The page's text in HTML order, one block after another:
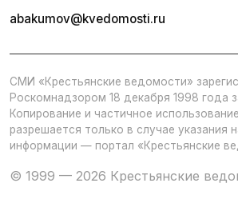
abakumov@kvedomosti.ru
СМИ «Крестьянские ведомости»
Роскомнадзором 18 декабря 1998 года
Копирование и частичное
разрешается только в случае указания
информации — портал «Крестьянские
© 1999 — 2026 Крестьянские